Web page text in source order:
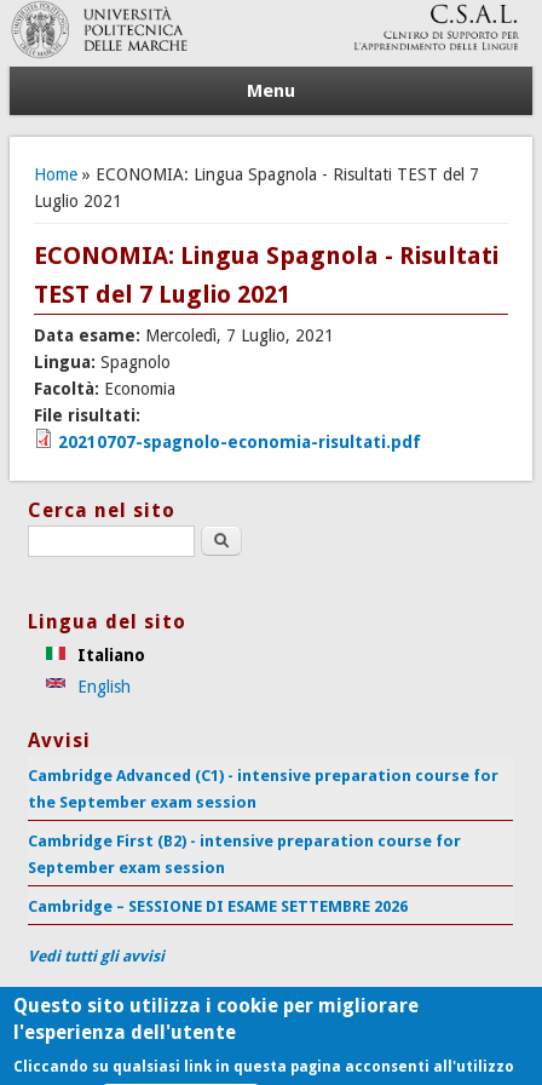
Menu
Tu sei qui
Home» ECONOMIA: Lingua Spagnola - Risultati TEST del 7
Luglio 2021
ECONOMIA: Lingua Spagnola - Risultati
TEST del 7 Luglio 2021
Data esame: Mercoledì, 7 Luglio, 2021
Lingua: Spagnolo
Facoltà: Economia
File risultati:
20210707-spagnolo-economia-risultati.pdf
Cerca nel sito
Search this site
Lingua del sito
Italiano
English
Avvisi
Cambridge Advanced (C1) - intensive preparation course for
the September exam session
Cambridge First (B2) - intensive preparation course for
September exam session
Cambridge – SESSIONE DI ESAME SETTEMBRE 2026
Vedi tutti gli avvisi
Centro di Supporto per l'Apprendimento delle Lingue
Università Politecnica delle Marche
Questo sito utilizza i cookie per migliorare
l'esperienza dell'utente
Cliccando su qualsiasi link in questa pagina acconsenti all'utilizzo